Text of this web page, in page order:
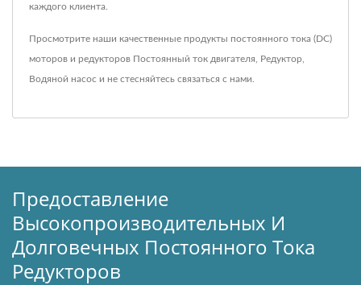
каждого клиента.
Просмотрите наши качественные продукты постоянного тока (DC)
моторов и редукторов Постоянный ток двигателя Редуктор
Водяной насос и не стесняйтесь связаться с нами
Предоставление
Высокопроизводительных И
Долговечных Постоянного Тока
Редукторов